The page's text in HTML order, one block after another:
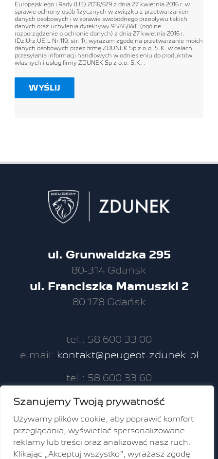
Szanujemy Twoją prywatność
Używamy plików cookie, aby poprawić komfort
przeglądania, wyświetlać spersonalizowane
reklamy lub treści oraz analizować nasz ruch.
Klikając „Akceptuj wszystko”, wyrażasz zgodę
Europejskiego i Rady (UE) 2016/679 z dnia 27 kwietnia 2016 r. w
sprawie ochrony osób fizycznych w związku z przetwarzaniem
danych osobowych i w sprawie swobodnego przepływu takich
danych oraz uchylenia dyrektywy 95/46/WE (ogólne
rozporządzenie o ochronie danych) z dnia 27 kwietnia 2016 r.
(Dz.Urz.UE.L Nr 119, str. 1), wyrażam zgodę na przetwarzanie moich
danych osobowych przez firmę ZDUNEK Sp z o.o. S.K. w celach
przesyłania informacji handlowych w odniesieniu do produktów
własnych i usług firmy ZDUNEK Sp z o.o. S.K. :
ul. Grunwaldzka 295
80-314 Gdańsk
ul. Franciszka Mamuszki 2
80-178 Gdańsk
tel.: 58 600 33 00
e-mail: kontakt@peugeot-zdunek.pl
tel.: 58 600 33 60
zdunek.pl
Facebook